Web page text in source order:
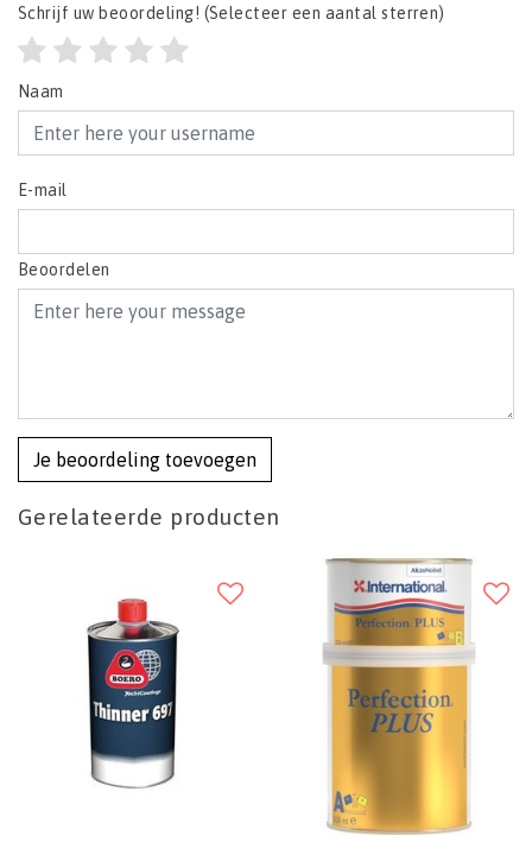
Schrijf uw beoordeling! (Selecteer een aantal sterren)
Naam
E-mail
Beoordelen
Je beoordeling toevoegen
Gerelateerde producten